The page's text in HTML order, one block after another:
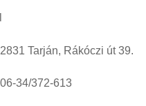
út 39.
613